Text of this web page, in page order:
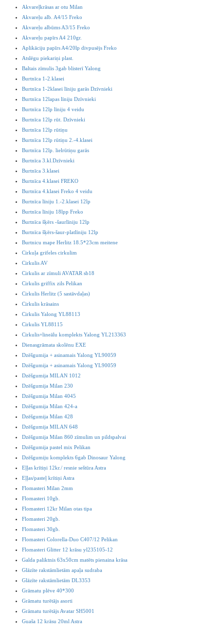
Akvareļkrāsas ar otu Milan
Akvareļu alb. A4/15 Freko
Akvareļu albūms A3/15 Freko
Akvareļu papīrs A4 210gr.
Aplikāciju papīrs A4/20lp divpusējs Freko
Atslēgu piekariņi plast.
Baltais zīmulis 3gab blisterī Yalong
Burtnīca 1-2.klasei
Burtnīca 1-2klasei līniju garās Dzīvnieki
Burtnīca 12lapas līniju Dzīvnieki
Burtnīca 12lp līniju 4 veidu
Burtnīca 12lp rūt. Dzīvnieki
Burtnīca 12lp rūtiņu
Burtnīca 12lp rūtiņu 2.-4.klasei
Burtnīca 12lp. lielrūtiņu garās
Burtnīca 3.kl.Dzīvnieki
Burtnīca 3.klasei
Burtnīca 4.klasei FREKO
Burtnīca 4.klasei Freko 4 veidu
Burtnīca līniju 1.-2.klasei 12lp
Burtnīca līniju 18lpp Freko
Burtnīca šķērs -šaurlīniju 12lp
Burtnīca šķērs-šaur-platlīniju 12lp
Burtnicu mape Herlitz 18.5*23cm meitene
Cirkuļa grifeles cirkulim
Cirkulis AV
Cirkulis ar zīmuli AVATAR sb18
Cirkulis griffix zils Pelikan
Cirkulis Herlitz (5 sastāvdaļas)
Cirkulis krāsains
Cirkulis Yalong YL88113
Cirkulis YL88115
Cirkulis+lineālu komplekts Yalong YL213363
Dienasgrāmata skolēnu EXE
Dzēšgumija + asinamais Yalong YL90059
Dzēšgumija + asinamais Yalong YL90059
Dzēšgumija MILAN 1012
Dzēšgumija Milan 230
Dzēšgumija Milan 4045
Dzēšgumija Milan 424-a
Dzēšgumija Milan 428
Dzēšgumija MILAN 648
Dzēšgumija Milan 860 zīmulim un pildspalvai
Dzēšgumija pastel mix Pelikan
Dzēšgumiju komplekts 6gab Dinosaur Yalong
Eļļas krītiņi 12kr./ resnie seštūra Astra
Eļļas/pasteļ krītiņi Astra
Flomasteri Milan 2mm
Flomasteri 10gb.
Flomasteri 12kr Milan otas tipa
Flomasteri 20gb.
Flomasteri 30gb.
Flomasteri Colorella-Duo C407/12 Pelikan
Flomasteri Glitter 12 krāsu yl235105-12
Galda paliktnis 63x50cm matēts pienaina krāsa
Glāzīte rakstāmlietām apaļa sudraba
Glāzīte rakstāmlietām DL3353
Grāmatu plēve 40*300
Grāmatu turētājs asorti
Grāmatu turētājs Avatar SH5001
Guaša 12 krāsu 20ml Astra